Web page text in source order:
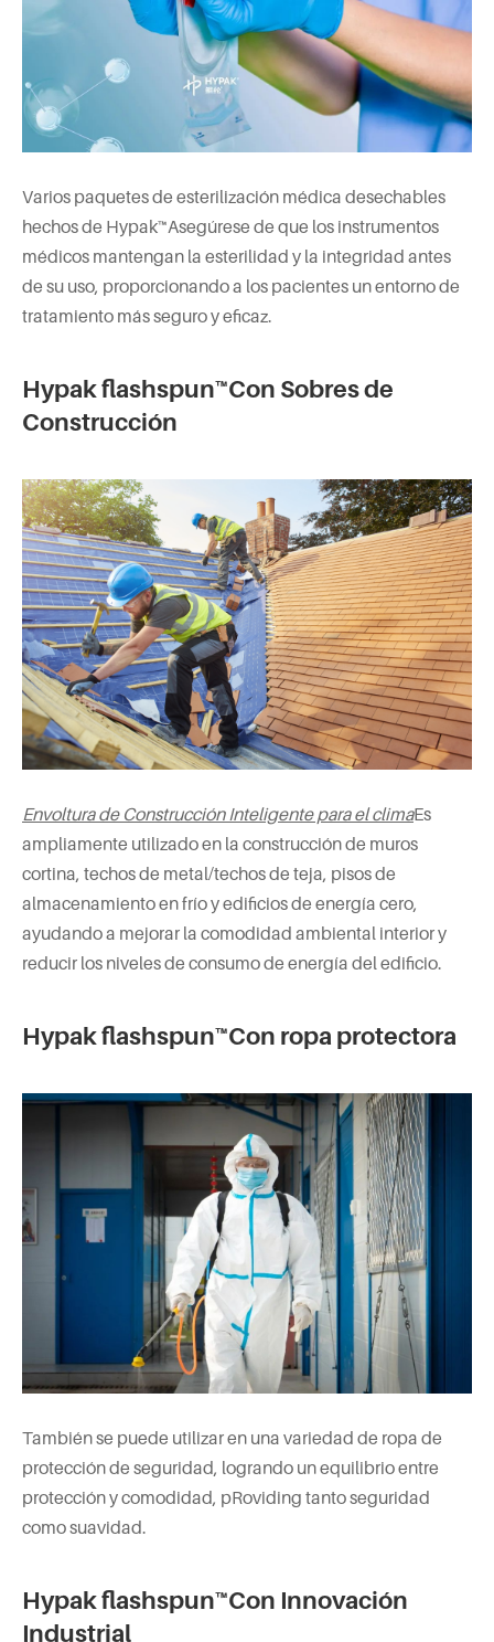
Varios paquetes de esterilización médica desechables
hechos de Hypak™Asegúrese de que los instrumentos
médicos mantengan la esterilidad y la integridad antes
de su uso, proporcionando a los pacientes un entorno de
tratamiento más seguro y eficaz.
Hypak flashspun™Con Sobres de
Construcción
Envoltura de Construcción Inteligente para el climaEs
ampliamente utilizado en la construcción de muros
cortina, techos de metal/techos de teja, pisos de
almacenamiento en frío y edificios de energía cero,
ayudando a mejorar la comodidad ambiental interior y
reducir los niveles de consumo de energía del edificio.
Hypak flashspun™Con ropa protectora
También se puede utilizar en una variedad de ropa de
protección de seguridad, logrando un equilibrio entre
protección y comodidad, pRoviding tanto seguridad
como suavidad.
Hypak flashspun™Con Innovación
Industrial